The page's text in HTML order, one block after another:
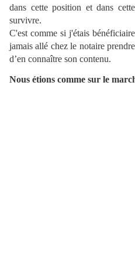
dans cette position et dans
survivre.
C'est comme si j'étais
jamais allé chez le notaire
d’en connaître son contenu.
Nous étions comme sur le